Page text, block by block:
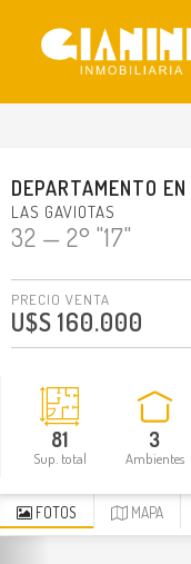
DEPARTAMENTO EN
LAS GAVIOTAS
32 — 2° "17"
PRECIO VENTA
U$S 160.000
81
Sup. total
3
Ambientes
FOTOS MAPA